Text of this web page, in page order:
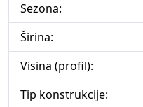
Sezona:
Širina:
Visina (profil):
Tip konstrukcije: